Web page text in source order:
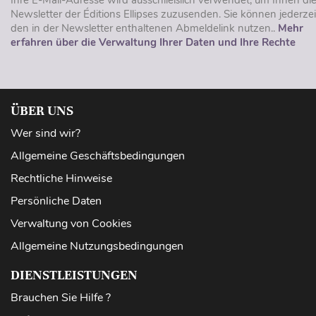
Newsletter der Éditions Ellipses zuzusenden. Sie können
den in der Newsletter enthaltenen Abmeldelink nutzen.. Mehr
erfahren über die Verwaltung Ihrer Daten und Ihre Rechte
ÜBER UNS
Wer sind wir?
Allgemeine Geschäftsbedingungen
Rechtliche Hinweise
Persönliche Daten
Verwaltung von Cookies
Allgemeine Nutzungsbedingungen
DIENSTLEISTUNGEN
Brauchen Sie Hilfe ?